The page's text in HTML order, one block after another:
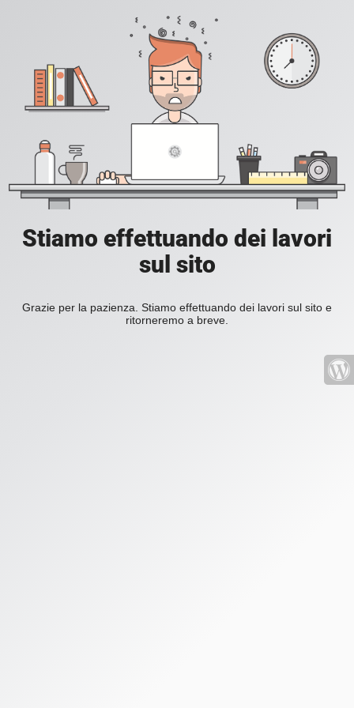
Stiamo effettuando dei lavori
sul sito
Grazie per la pazienza. Stiamo effettuando dei lavori sul sito e
ritorneremo a breve.